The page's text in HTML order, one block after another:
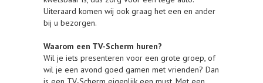
Uiteraard komen wij ook graag het een en ander
bij u bezorgen.
Waarom een TV-Scherm huren?
Wil je iets presenteren voor een grote groep, of
wil je een avond goed gamen met vrienden? Dan